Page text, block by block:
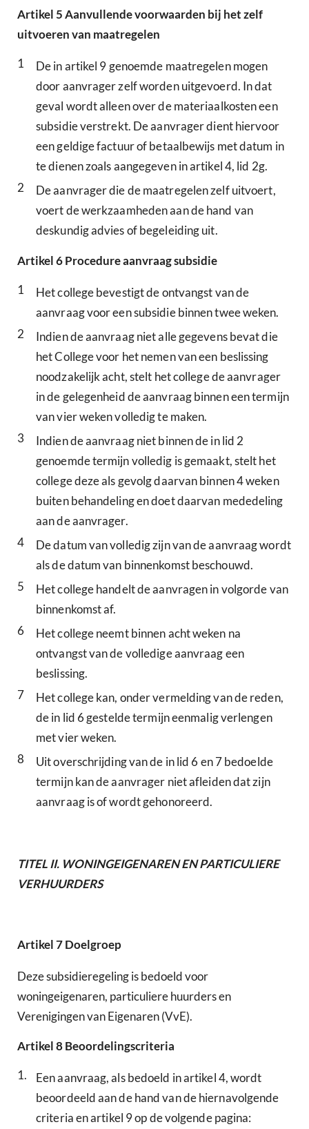
Artikel5Aanvullende voorwaarden bij het zelf
uitvoeren van maatregelen
1
De in artikel 9 genoemde maatregelen mogen
door aanvrager zelf worden uitgevoerd. In dat
geval wordt alleen over de materiaalkosten een
subsidie verstrekt. De aanvrager dient hiervoor
een geldige factuur of betaalbewijs met datum in
te dienen zoals aangegeven in artikel 4, lid 2g.
2
De aanvrager die de maatregelen zelf uitvoert,
voert de werkzaamheden aan de hand van
deskundig advies of begeleiding uit.
Artikel6Procedure aanvraag subsidie
1
Het college bevestigt de ontvangst van de
aanvraag voor een subsidie binnen twee weken.
2
Indien de aanvraag niet alle gegevens bevat die
het College voor het nemen van een beslissing
noodzakelijk acht, stelt het college de aanvrager
in de gelegenheid de aanvraag binnen een termijn
van vier weken volledig te maken.
3
Indien de aanvraag niet binnen de in lid 2
genoemde termijn volledig is gemaakt, stelt het
college deze als gevolg daarvan binnen 4 weken
buiten behandeling en doet daarvan mededeling
aan de aanvrager.
4
De datum van volledig zijn van de aanvraag wordt
als de datum van binnenkomst beschouwd.
5
Het college handelt de aanvragen in volgorde van
binnenkomst af.
6
Het college neemt binnen acht weken na
ontvangst van de volledige aanvraag een
beslissing.
7
Het college kan, onder vermelding van de reden,
de in lid 6 gestelde termijn eenmalig verlengen
met vier weken.
8
Uit overschrijding van de in lid 6 en 7 bedoelde
termijn kan de aanvrager niet afleiden dat zijn
aanvraag is of wordt gehonoreerd.
TITELII. WONINGEIGENAREN EN PARTICULIERE
VERHUURDERS
Artikel7Doelgroep
Deze subsidieregeling is bedoeld voor
woningeigenaren, particuliere huurders en
Verenigingen van Eigenaren (VvE).
Artikel8Beoordelingscriteria
1.
Een aanvraag, als bedoeld in artikel 4, wordt
beoordeeld aan de hand van de hiernavolgende
criteria en artikel 9 op de volgende pagina: